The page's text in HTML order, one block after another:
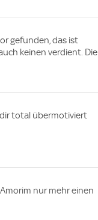
gefunden, das ist
keinen verdient. Die
total übermotiviert
nur mehr einen